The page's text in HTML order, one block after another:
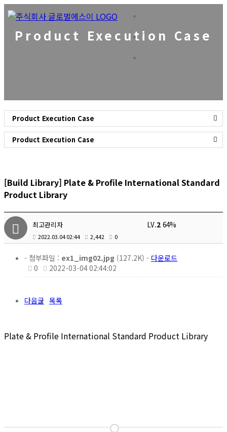
Product Execution Case
Product Execution Case
Product Execution Case
[Build Library] Plate & Profile International Standard
Product Library
최고관리자
2022.03.04 02:44 2,442 0
LV.2 64%
- 첨부파일 : ex1_img02.jpg (127.2K) - 다운로드
0
2022-03-04 02:44:02
다음글 목록
Plate & Profile International Standard Product Library